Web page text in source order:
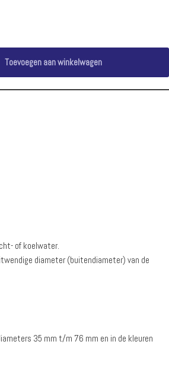
Toevoegen aan winkelwagen
of koelwater.
diameter (buitendiameter) van de
35 mm t/m 76 mm en in de kleuren